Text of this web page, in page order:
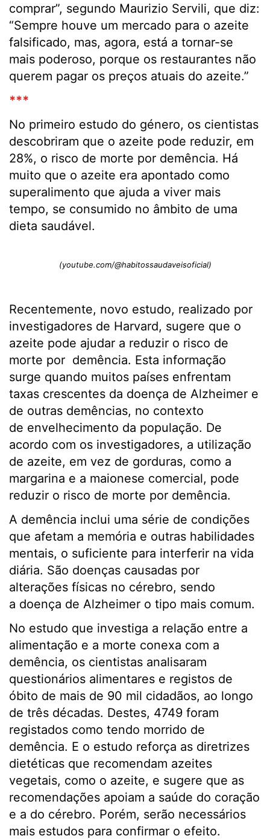
comprar”, segundo Maurizio Servili, que diz:
“Sempre houve um mercado para o azeite
falsificado, mas, agora, está a tornar-se
mais poderoso, porque os restaurantes não
querem pagar os preços atuais do azeite.”
***
No primeiro estudo do género, os cientistas
descobriram que o azeite pode reduzir, em
28%, o risco de morte por demência. Há
muito que o azeite era apontado como
superalimento que ajuda a viver mais
tempo, se consumido no âmbito de uma
dieta saudável.
(youtube.com/@habitossaudaveisoficial)
Recentemente, novo estudo, realizado por
investigadores de Harvard, sugere que o
azeite pode ajudar a reduzir o risco de
morte por demência. Esta informação
surge quando muitos países enfrentam
taxas crescentes da doença de Alzheimer e
de outras demências, no contexto
de envelhecimento da população. De
acordo com os investigadores, a utilização
de azeite, em vez de gorduras, como a
margarina e a maionese comercial, pode
reduzir o risco de morte por demência.
A demência inclui uma série de condições
que afetam a memória e outras habilidades
mentais, o suficiente para interferir na vida
diária. São doenças causadas por
alterações físicas no cérebro, sendo
a doença de Alzheimer o tipo mais comum.
No estudo que investiga a relação entre a
alimentação e a morte conexa com a
demência, os cientistas analisaram
questionários alimentares e registos de
óbito de mais de 90 mil cidadãos, ao longo
de três décadas. Destes, 4749 foram
registados como tendo morrido de
demência. E o estudo reforça as diretrizes
dietéticas que recomendam azeites
vegetais, como o azeite, e sugere que as
recomendações apoiam a saúde do coração
e a do cérebro. Porém, serão necessários
mais estudos para confirmar o efeito.